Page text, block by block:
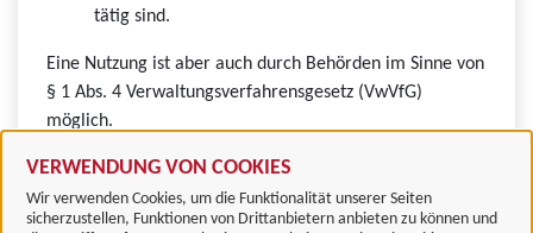
VERWENDUNG VON COOKIES
Wir verwenden Cookies, um die Funktionalität unserer Seiten
sicherzustellen, Funktionen von Drittanbietern anbieten zu können und
tätig sind.
Eine Nutzung ist aber auch durch Behörden im Sinne von
§ 1 Abs. 4 Verwaltungsverfahrensgesetz (VwVfG)
möglich.